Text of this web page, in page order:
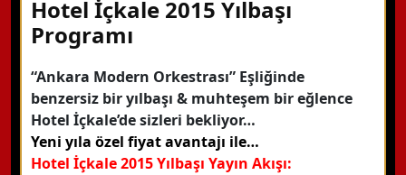
Hemen Arayın
Detaylı Bilgi Alın
Hotel İçkale 2015 Yılbaşı
Programı
“Ankara Modern Orkestrası” Eşliğinde
benzersiz bir yılbaşı & muhteşem bir eğlence
Hotel İçkale’de sizleri bekliyor…
Yeni yıla özel fiyat avantajı ile…
Hotel İçkale 2015 Yılbaşı Yayın Akışı: